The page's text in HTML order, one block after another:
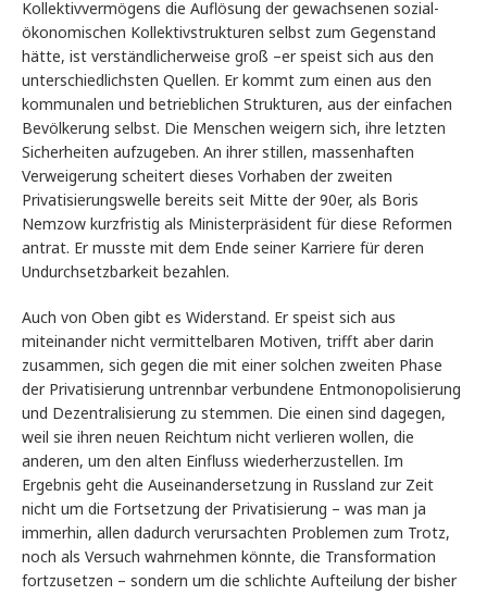
Kollektivvermögens die Auflösung der gewachsenen sozial-
ökonomischen Kollektivstrukturen selbst zum Gegenstand
hätte, ist verständlicherweise groß –er speist sich aus den
unterschiedlichsten Quellen. Er kommt zum einen aus den
kommunalen und betrieblichen Strukturen, aus der einfachen
Bevölkerung selbst. Die Menschen weigern sich, ihre letzten
Sicherheiten aufzugeben. An ihrer stillen, massenhaften
Verweigerung scheitert dieses Vorhaben der zweiten
Privatisierungswelle bereits seit Mitte der 90er, als Boris
Nemzow kurzfristig als Ministerpräsident für diese Reformen
antrat. Er musste mit dem Ende seiner Karriere für deren
Undurchsetzbarkeit bezahlen.
Auch von Oben gibt es Widerstand. Er speist sich aus
miteinander nicht vermittelbaren Motiven, trifft aber darin
zusammen, sich gegen die mit einer solchen zweiten Phase
der Privatisierung untrennbar verbundene Entmonopolisierung
und Dezentralisierung zu stemmen. Die einen sind dagegen,
weil sie ihren neuen Reichtum nicht verlieren wollen, die
anderen, um den alten Einfluss wiederherzustellen. Im
Ergebnis geht die Auseinandersetzung in Russland zur Zeit
nicht um die Fortsetzung der Privatisierung – was man ja
immerhin, allen dadurch verursachten Problemen zum Trotz,
noch als Versuch wahrnehmen könnte, die Transformation
fortzusetzen – sondern um die schlichte Aufteilung der bisher